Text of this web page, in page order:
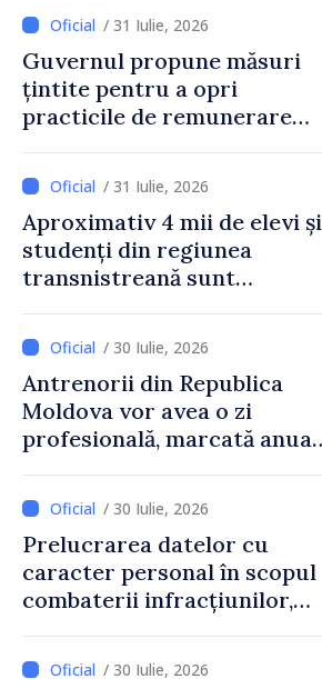
dezvoltar/ 31 Iulie, 2026
Guvernul propune măsuri
țintite pentru a opri
practicile de remunerare
/ 31 Iulie, 2026
Aproximativ 4 mii de elevi și
studenți din regiunea
transnistreană sunt
educațional național
/ 30 Iulie, 2026
Antrenorii din Republica
Moldova vor avea o zi
profesională, marcată anual
/ 30 Iulie, 2026
Prelucrarea datelor cu
caracter personal în scopul
combaterii infracțiunilor,
/ 30 Iulie, 2026